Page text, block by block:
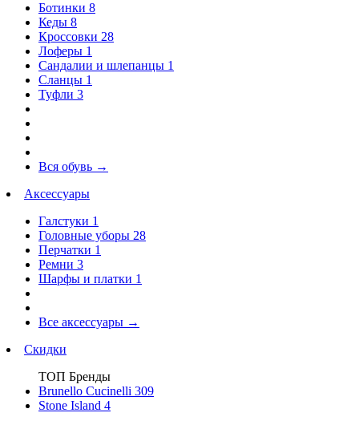
Ботинки 8
Кеды 8
Кроссовки 28
Лоферы 1
Сандалии и шлепанцы 1
Сланцы 1
Туфли 3
Вся обувь →
Аксессуары
Галстуки 1
Головные уборы 28
Перчатки 1
Ремни 3
Шарфы и платки 1
Все аксессуары →
Скидки
ТОП Бренды
Brunello Cucinelli 309
Stone Island 4